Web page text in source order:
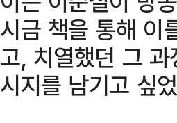
시금 책을 통해 이
고, 치열했던 그 과
시지를 남기고 싶